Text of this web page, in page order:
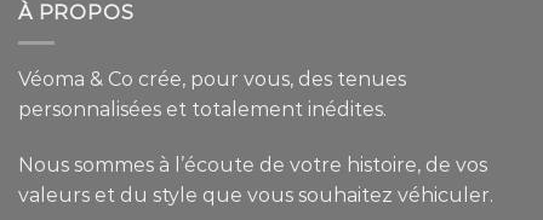
À PROPOS
Véoma & Co crée, pour vous, des tenues
personnalisées et totalement inédites.
Nous sommes à l’écoute de votre histoire, de vos
valeurs et du style que vous souhaitez véhiculer.